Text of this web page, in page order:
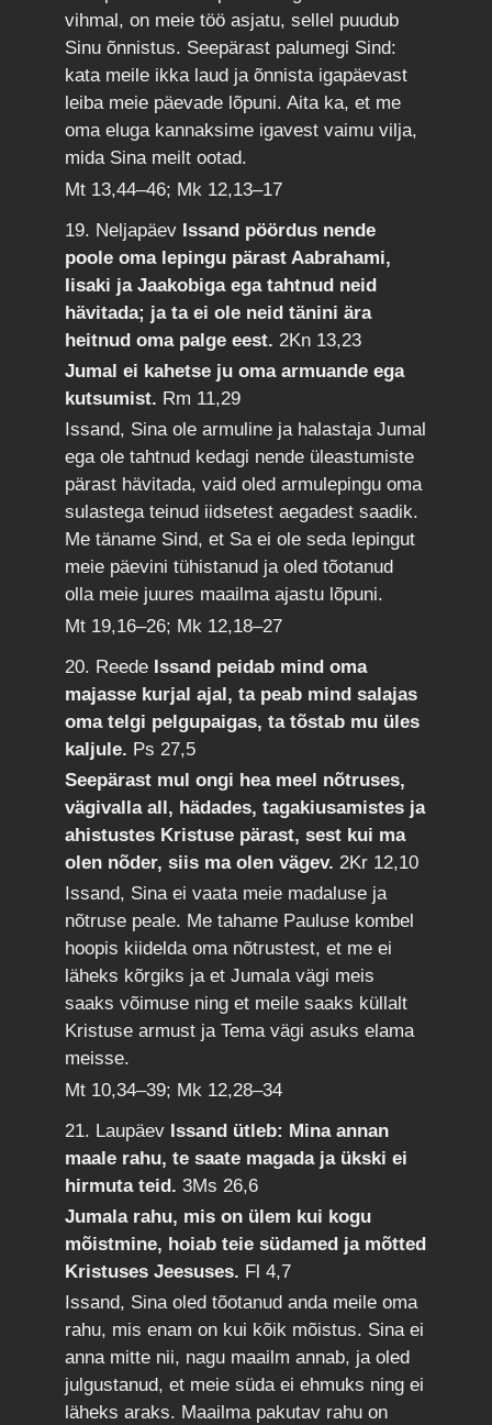
vihmal, on meie töö asjatu, sellel puudub
Sinu õnnistus. Seepärast palumegi Sind:
kata meile ikka laud ja õnnista igapäevast
leiba meie päevade lõpuni. Aita ka, et me
oma eluga kannaksime igavest vaimu vilja,
mida Sina meilt ootad.
Mt 13,44–46; Mk 12,13–17
19. Neljapäev Issand pöördus nende
poole oma lepingu pärast Aabrahami,
Iisaki ja Jaakobiga ega tahtnud neid
hävitada; ja ta ei ole neid tänini ära
heitnud oma palge eest. 2Kn 13,23
Jumal ei kahetse ju oma armuande ega
kutsumist. Rm 11,29
Issand, Sina ole armuline ja halastaja Jumal
ega ole tahtnud kedagi nende üleastumiste
pärast hävitada, vaid oled armulepingu oma
sulastega teinud iidsetest aegadest saadik.
Me täname Sind, et Sa ei ole seda lepingut
meie päevini tühistanud ja oled tõotanud
olla meie juures maailma ajastu lõpuni.
Mt 19,16–26; Mk 12,18–27
20. Reede Issand peidab mind oma
majasse kurjal ajal, ta peab mind salajas
oma telgi pelgupaigas, ta tõstab mu üles
kaljule. Ps 27,5
Seepärast mul ongi hea meel nõtruses,
vägivalla all, hädades, tagakiusamistes ja
ahistustes Kristuse pärast, sest kui ma
olen nõder, siis ma olen vägev.2Kr 12,10
Issand, Sina ei vaata meie madaluse ja
nõtruse peale. Me tahame Pauluse kombel
hoopis kiidelda oma nõtrustest, et me ei
läheks kõrgiks ja et Jumala vägi meis
saaks võimuse ning et meile saaks küllalt
Kristuse armust ja Tema vägi asuks elama
meisse.
Mt 10,34–39; Mk 12,28–34
21. Laupäev Issand ütleb: Mina annan
maale rahu, te saate magada ja ükski ei
hirmuta teid.3Ms 26,6
Jumala rahu, mis on ülem kui kogu
mõistmine, hoiab teie südamed ja mõtted
Kristuses Jeesuses. Fl 4,7
Issand, Sina oled tõotanud anda meile oma
rahu, mis enam on kui kõik mõistus. Sina ei
anna mitte nii, nagu maailm annab, ja oled
julgustanud, et meie süda ei ehmuks ning ei
läheks araks. Maailma pakutav rahu on